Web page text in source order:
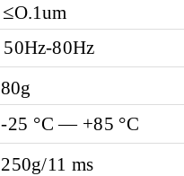
≤O.1um
50Hz-80Hz
80g
-25 °C — +85 °C
250g/11 ms